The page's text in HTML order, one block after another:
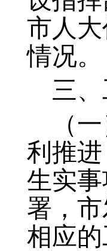
市人
情况。
三
（
利推
生实
署，
相应